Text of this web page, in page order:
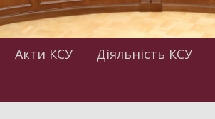
Акти КСУ Діяльність КСУ